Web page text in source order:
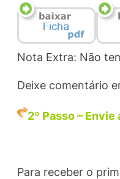
Nota Extra: Não
Deixe comentário
2º Passo – Envie
Para receber o